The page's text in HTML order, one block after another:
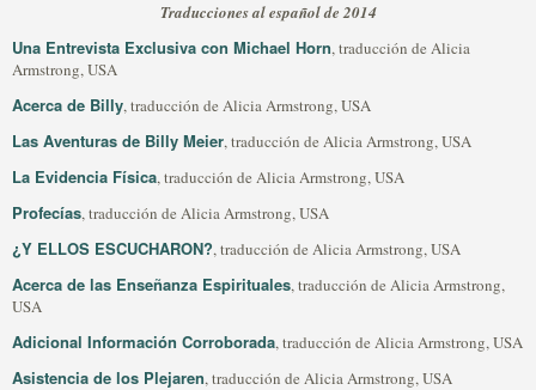
Traducciones al español de 2014
Una Entrevista Exclusiva con Michael Horn, traducción de Alicia
Armstrong, USA
Acerca de Billy, traducción de Alicia Armstrong, USA
Las Aventuras de Billy Meier, traducción de Alicia Armstrong, USA
La Evidencia Física, traducción de Alicia Armstrong, USA
Profecías, traducción de Alicia Armstrong, USA
¿Y ELLOS ESCUCHARON?, traducción de Alicia Armstrong, USA
Acerca de las Enseñanza Espirituales, traducción de Alicia Armstrong,
USA
Adicional Información Corroborada, traducción de Alicia Armstrong, USA
Asistencia de los Plejaren, traducción de Alicia Armstrong, USA